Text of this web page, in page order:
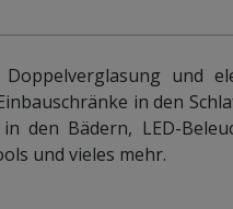
und
in den
den Bädern, LED-
und vieles mehr.